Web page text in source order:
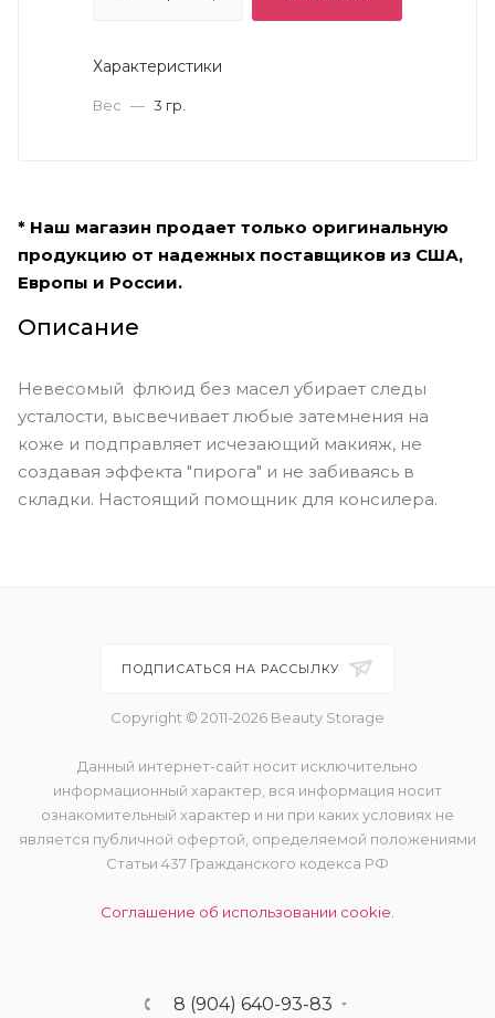
Характеристики
Вес — 3 гр.
* Наш магазин продает только оригинальную
продукцию от надежных поставщиков из США,
Европы и России.
Описание
Невесомый флюид без масел убирает следы
усталости, высвечивает любые затемнения на
коже и подправляет исчезающий макияж, не
создавая эффекта "пирога" и не забиваясь в
складки. Настоящий помощник для консилера.
ПОДПИСАТЬСЯ НА РАССЫЛКУ
Copyright © 2011-2026 Beauty Storage
Данный интернет-сайт носит исключительно
информационный характер, вся информация носит
ознакомительный характер и ни при каких условиях не
является публичной офертой, определяемой положениями
Статьи 437 Гражданского кодекса РФ
Соглашение об использовании cookie.
8 (904) 640-93-83